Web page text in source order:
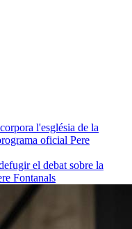
l'església de la
oficial Pere
el debat sobre la
Fontanals